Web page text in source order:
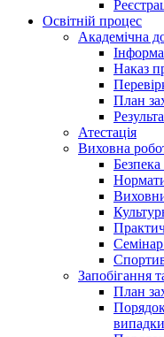
Освітній процес
Академічна
Наказ
План
Атестація
Виховна
Запобігання
План